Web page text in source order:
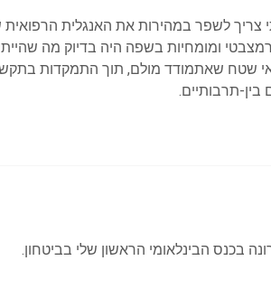
צריך לשפר במהירות את האנגלית הרפואית
ומומחיות בשפה היה בדיוק מה
שטח שאתמודד מולם, תוך התמקדות
בין-תרבותיים.
בכנס הבינלאומי הראשון שלי בביטחון.